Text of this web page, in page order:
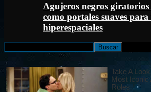
Agujeros negros
como portales suaves para
hiperespaciales